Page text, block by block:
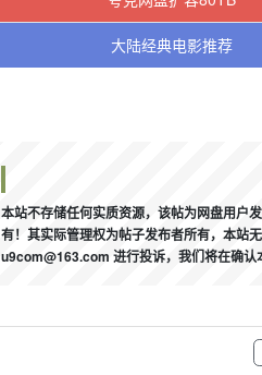
大陆经典电影推荐
本站不存储任何实质资源，该帖为网盘用户
有！其实际管理权为帖子发布者所有，本站
u9com@163.com 进行投诉，我们将在确认